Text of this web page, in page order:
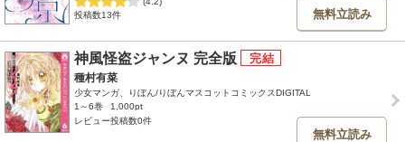
投稿数13件
無料立読み
神風怪盗ジャンヌ 完全版
種村有菜
少女マンガ、りぼん/りぼんマスコットコミックスDIGITAL
1～6巻
1,000pt
レビュー投稿数0件
無料立読み